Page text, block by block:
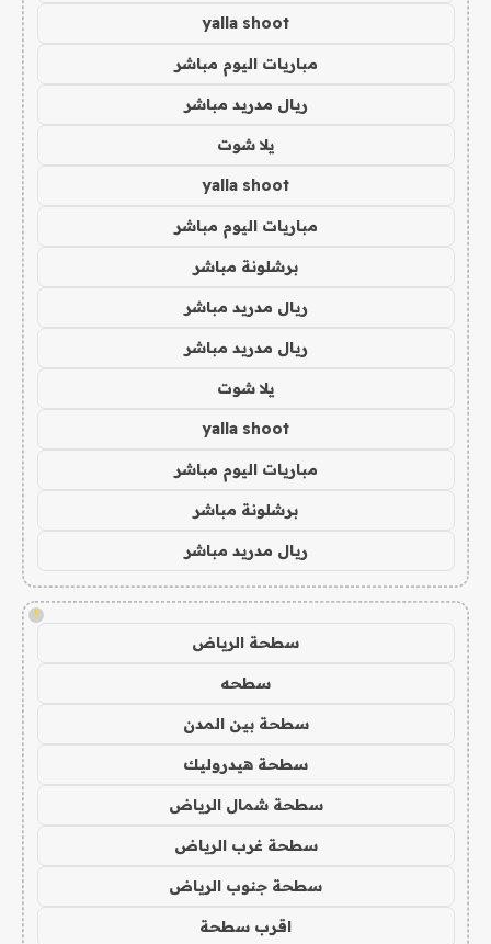
yalla shoot
مباريات اليوم مباشر
ريال مدريد مباشر
يلا شوت
yalla shoot
مباريات اليوم مباشر
برشلونة مباشر
ريال مدريد مباشر
ريال مدريد مباشر
يلا شوت
yalla shoot
مباريات اليوم مباشر
برشلونة مباشر
ريال مدريد مباشر
!
سطحة الرياض
سطحه
سطحة بين المدن
سطحة هيدروليك
سطحة شمال الرياض
سطحة غرب الرياض
سطحة جنوب الرياض
اقرب سطحة